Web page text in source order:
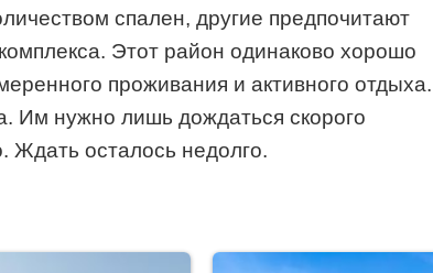
спален, другие предпочитают
Этот район одинаково хорошо
проживания и активного отдыха.
Им нужно лишь дождаться скорого
Ждать осталось недолго.